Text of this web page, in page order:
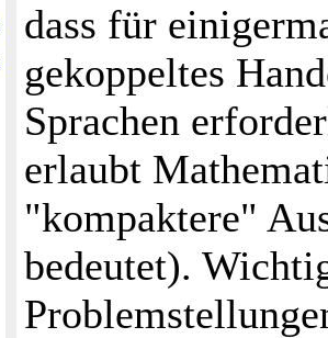
dass für
gekoppeltes
Sprachen
erlaubt
"kompaktere"
bedeutet).